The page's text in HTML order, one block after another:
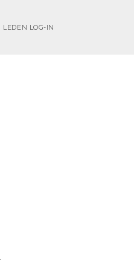
LEDEN LOG-IN